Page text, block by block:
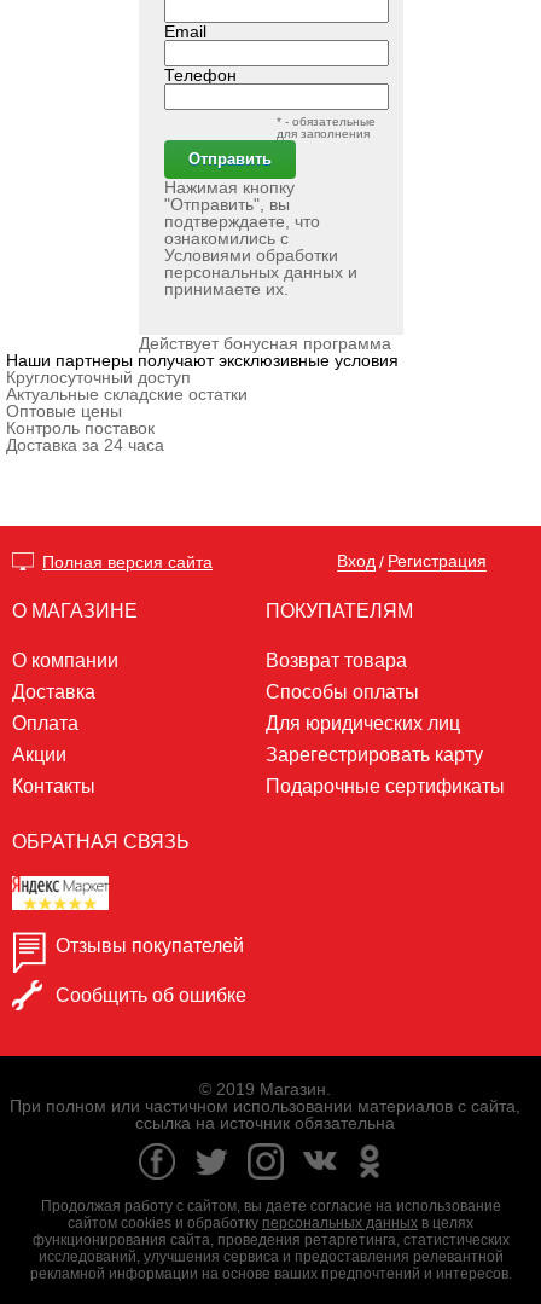
Email
Телефон
* - обязательные
для заполнения
Нажимая кнопку
"Отправить", вы
подтверждаете, что
ознакомились с
Условиями обработки
персональных данныхи
принимаете их.
Действует бонусная программа
Наши партнеры получают эксклюзивные условия
Круглосуточный доступ
Актуальные складские остатки
Оптовые цены
Контроль поставок
Доставка за 24 часа
Полная версия сайта Вход / Регистрация
О МАГАЗИНЕ
О компании
Доставка
Оплата
Акции
Контакты
ПОКУПАТЕЛЯМ
Возврат товара
Способы оплаты
Для юридических лиц
Зарегестрировать карту
Подарочные сертификаты
ОБРАТНАЯ СВЯЗЬ
Отзывы покупателей
Сообщить об ошибке
© 2019 Магазин.
При полном или частичном использовании материалов с сайта,
ссылка на источник обязательна
Продолжая работу с сайтом, вы даете согласие на использование
сайтом cookies и обработку персональных данных в целях
функционирования сайта, проведения ретаргетинга, статистических
исследований, улучшения сервиса и предоставления релевантной
рекламной информации на основе ваших предпочтений и интересов.